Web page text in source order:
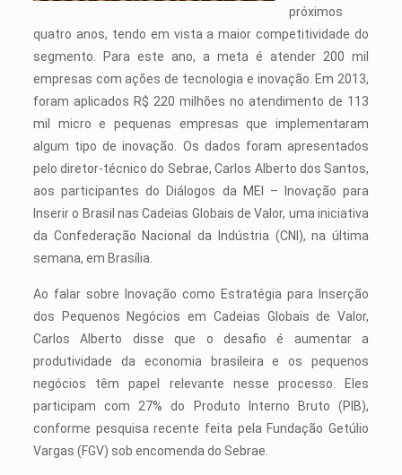
próximos
quatro anos, tendo em vista a maior competitividade do
segmento. Para este ano, a meta é atender 200 mil
empresas com ações de tecnologia e inovação. Em 2013,
foram aplicados R$ 220 milhões no atendimento de 113
mil micro e pequenas empresas que implementaram
algum tipo de inovação. Os dados foram apresentados
pelo diretor-técnico do Sebrae, Carlos Alberto dos Santos,
aos participantes do Diálogos da MEI – Inovação para
Inserir o Brasil nas Cadeias Globais de Valor, uma iniciativa
da Confederação Nacional da Indústria (CNI), na última
semana, em Brasília.
Ao falar sobre Inovação como Estratégia para Inserção
dos Pequenos Negócios em Cadeias Globais de Valor,
Carlos Alberto disse que o desafio é aumentar a
produtividade da economia brasileira e os pequenos
negócios têm papel relevante nesse processo. Eles
participam com 27% do Produto Interno Bruto (PIB),
conforme pesquisa recente feita pela Fundação Getúlio
Vargas (FGV) sob encomenda do Sebrae.